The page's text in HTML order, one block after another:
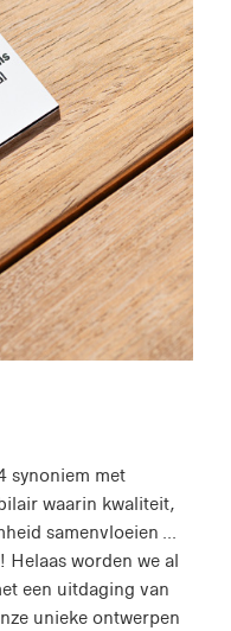
synoniem met
waarin kwaliteit,
samenvloeien ...
Helaas worden we al
een uitdaging van
unieke ontwerpen